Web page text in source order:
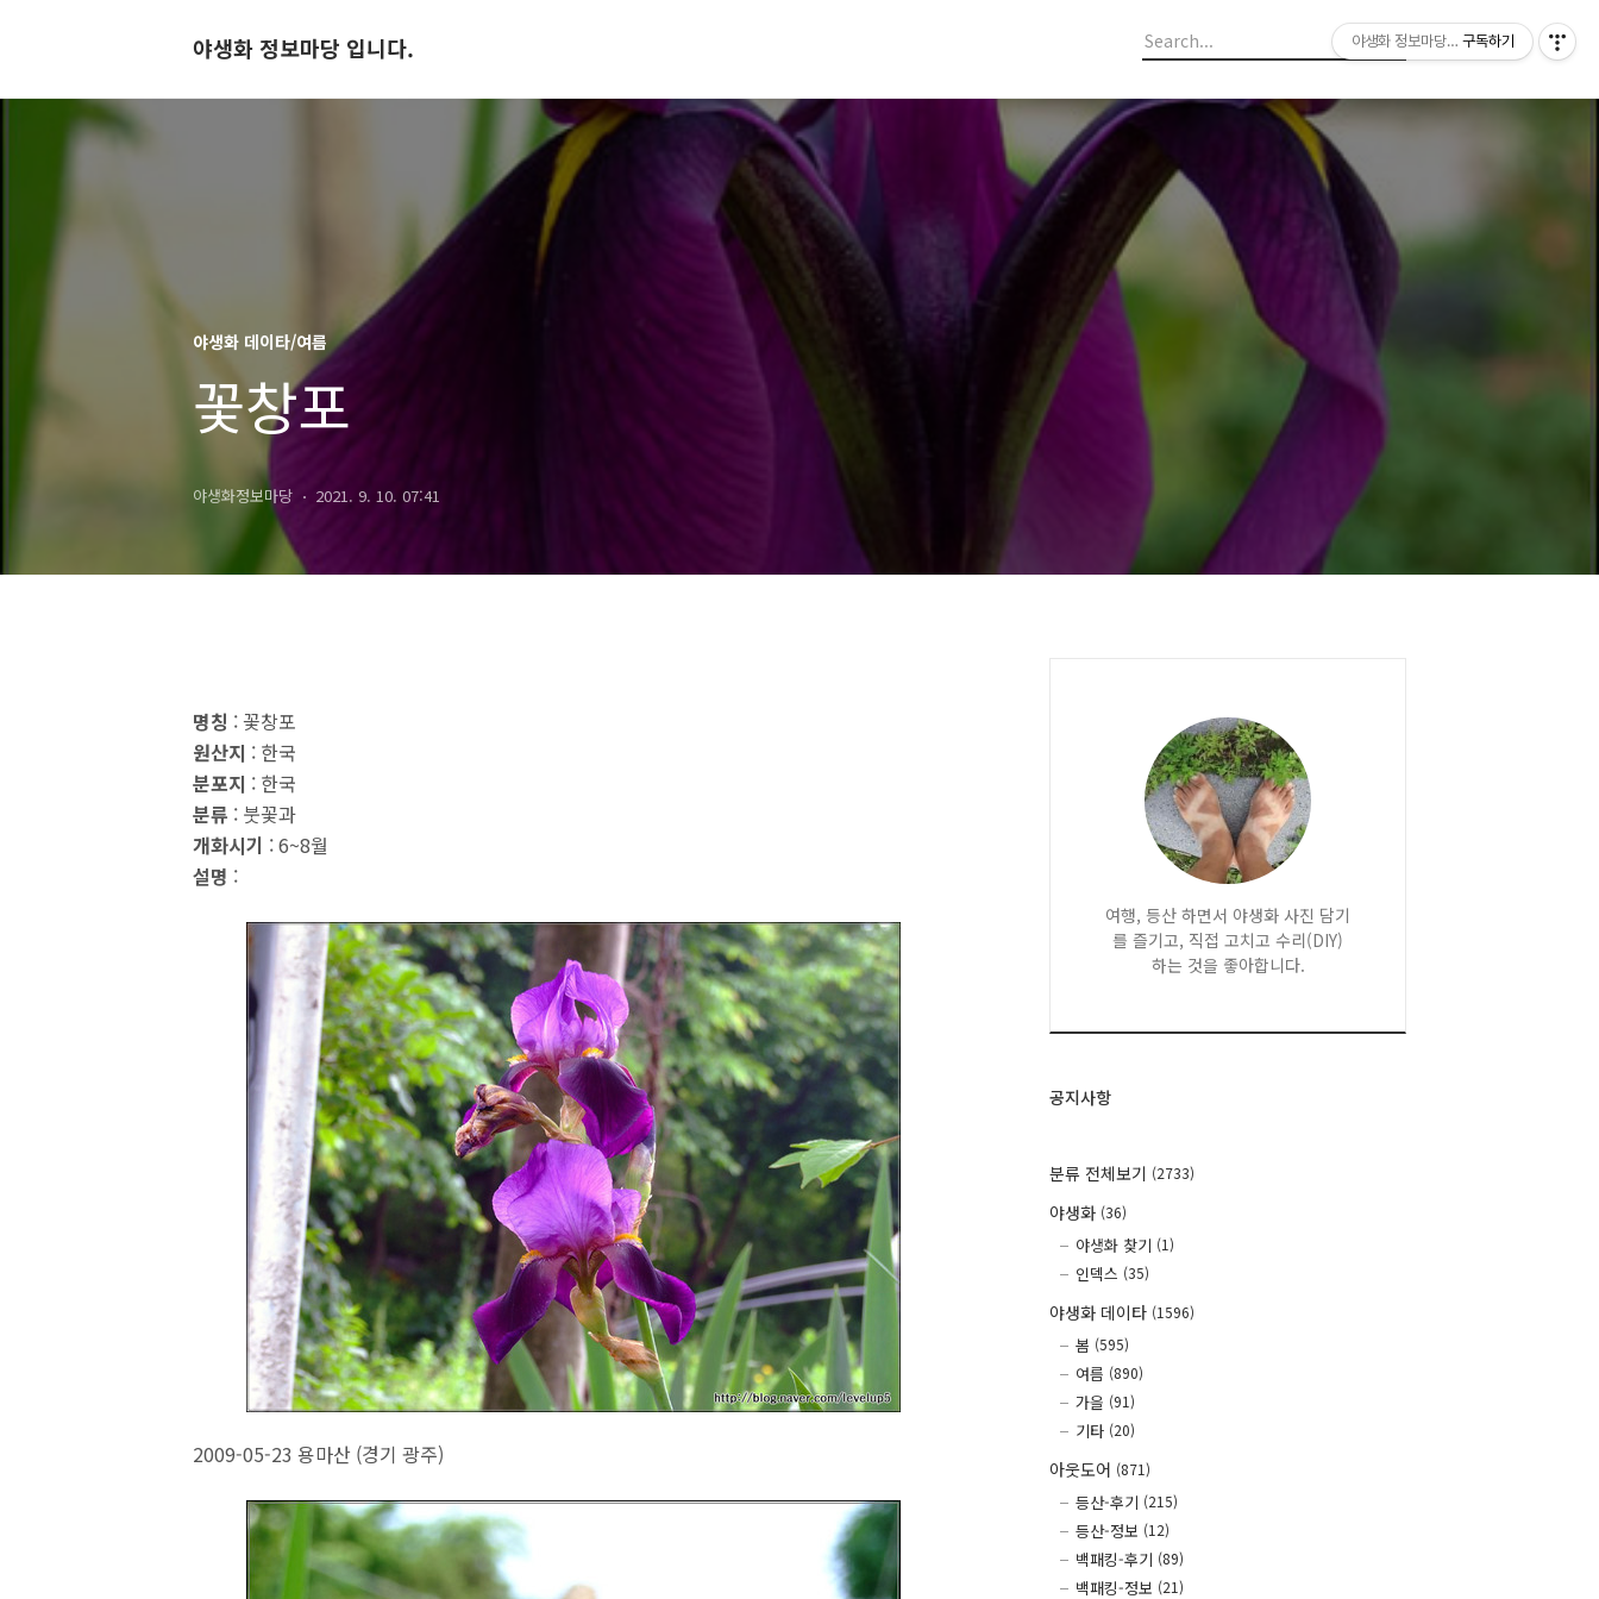
야생화 정보마당 입니다.
야생화 데이타/여름
꽃창포
야생화정보마당 2021. 9. 10. 07:41
명칭 : 꽃창포
원산지 : 한국
분포지 : 한국
분류 : 붓꽃과
개화시기 : 6~8월
설명 :
2009-05-23 용마산 (경기 광주)
여행, 등산 하면서 야생화 사진 담기
를 즐기고, 직접 고치고 수리(DIY)
하는 것을 좋아합니다.
공지사항
분류 전체보기 (2733)
야생화 (36)
야생화 찾기 (1)
인덱스 (35)
야생화 데이타 (1596)
봄 (595)
여름 (890)
가을 (91)
기타 (20)
아웃도어 (871)
등산-후기 (215)
등산-정보 (12)
백패킹-후기 (89)
백패킹-정보 (21)
야생화 정보마당 입니다.
구독하기